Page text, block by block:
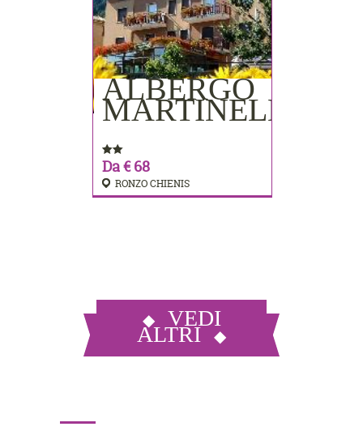
ALBERGO
MARTINELLI
Da € 68
RONZO CHIENIS
PRENOTA
VEDI
ALTRI